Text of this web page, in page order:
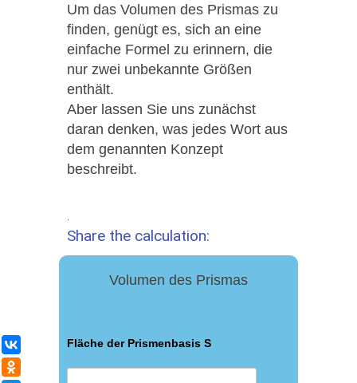
Um das Volumen des Prismas zu
finden, genügt es, sich an eine
einfache Formel zu erinnern, die
nur zwei unbekannte Größen
enthält.
Aber lassen Sie uns zunächst
daran denken, was jedes Wort aus
dem genannten Konzept
beschreibt.
Share the calculation:
Volumen des Prismas
Fläche der Prismenbasis S
ВКонтакте
Одноклассники